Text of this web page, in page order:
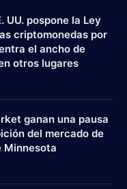
UU. pospone la Ley
criptomonedas por
el ancho de
otros lugares
ganan una pausa
del mercado de
Minnesota